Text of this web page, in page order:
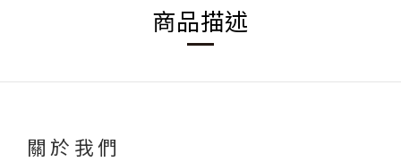
商品描述
關於我們